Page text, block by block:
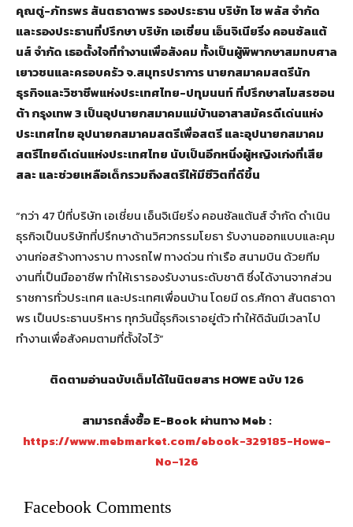
คุณตู่-ภัทรพร สันตธาดาพร รองประธาน บริษัท โซ พลัส จำกัด
และรองประธานที่ปรึกษา บริษัท เอเชี่ยน เอ็นจิเนียริ่ง คอนซัลแต้
นส์ จำกัด เธอตั้งใจที่ทำงานเพื่อสังคม ทั้งเป็นผู้พิพากษาสมทบศาล
เยาวชนและครอบครัว จ.สมุทรปราการ นายกสมาคมสตรีนัก
ธุรกิจและวิชาชีพแห่งประเทศไทย-ปทุมนนท์ ที่ปรึกษาสโมสรซอน
ต้า กรุงเทพ 3 เป็นอุปนายกสมาคมแม่บ้านอาสาสมัครดีเด่นแห่ง
ประเทศไทย อุปนายกสมาคมสตรีเพื่อสตรี และอุปนายกสมาคม
สตรีไทยดีเด่นแห่งประเทศไทย นับเป็นอีกหนึ่งผู้หญิงเก่งที่เสีย
สละ และช่วยเหลือเด็กรวมถึงสตรีให้มีชีวิตที่ดีขึ้น
“กว่า 47 ปีที่บริษัท เอเชี่ยน เอ็นจิเนียริ่ง คอนซัลแต้นส์ จำกัด ดำเนิน
ธุรกิจเป็นบริษัทที่ปรึกษาด้านวิศวกรรมโยธา รับงานออกแบบและคุม
งานก่อสร้างทางราบ ทางรถไฟ ทางด่วน ท่าเรือ สนามบิน ด้วยทีม
งานที่เป็นมืออาชีพ ทำให้เรารองรับงานระดับชาติ ซึ่งได้งานจากส่วน
ราชการทั่วประเทศ และประเทศเพื่อนบ้าน โดยมี ดร.ศักดา สันตธาดา
พร เป็นประธานบริหาร ทุกวันนี้ธุรกิจเราอยู่ตัว ทำให้ดิฉันมีเวลาไป
ทำงานเพื่อสังคมตามที่ตั้งใจไว้”
ติดตามอ่านฉบับเต็มได้ในนิตยสาร HOWE ฉบับ 126
สามารถสั่งซื้อ E-Book ผ่านทาง Meb :
https://www.mebmarket.com/ebook-329185-Howe-
No–126
Facebook Comments